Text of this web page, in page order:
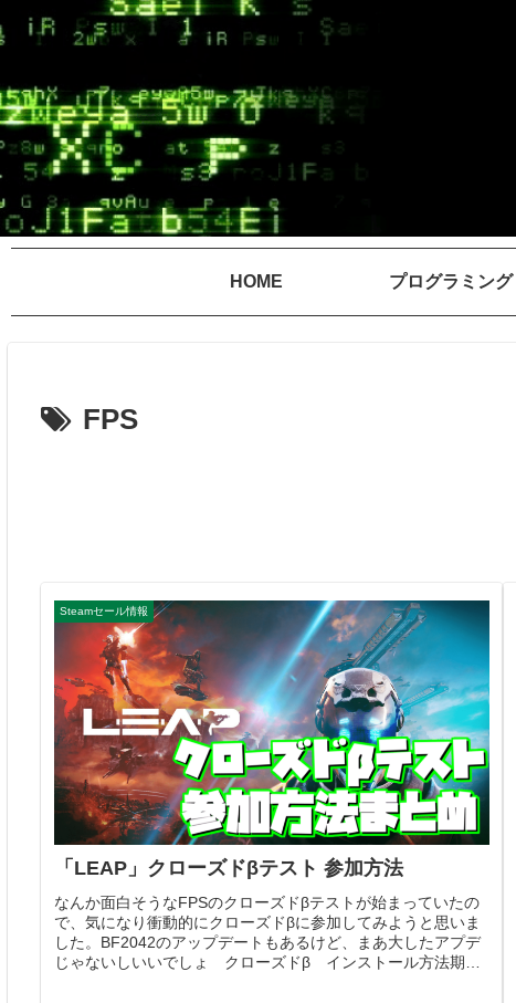
HOME プログラミング
FPS
Steamセール情報
「LEAP」クローズドβテスト 参加方法
なんか面白そうなFPSのクローズドβテストが始まっていたの
で、気になり衝動的にクローズドβに参加してみようと思いま
した。BF2042のアップデートもあるけど、まあ大したアプデ
じゃないしいいでしょ クローズドβ インストール方法期間